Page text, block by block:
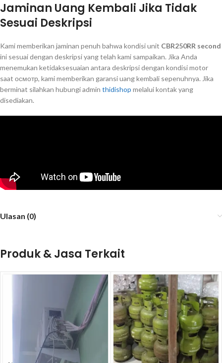
Jaminan Uang Kembali Jika Tidak
Sesuai Deskripsi
Kami memberikan jaminan penuh bahwa kondisi unit CBR250RR second
ini sesuai dengan deskripsi yang telah kami sampaikan. Jika Anda
menemukan ketidaksesuaian antara deskripsi dengan kondisi motor
saat осмотр, kami memberikan garansi uang kembali sepenuhnya. Jika
berminat silahkan hubungi admin thidishop melalui kontak yang
disediakan.
Ulasan (0)
Produk & Jasa Terkait